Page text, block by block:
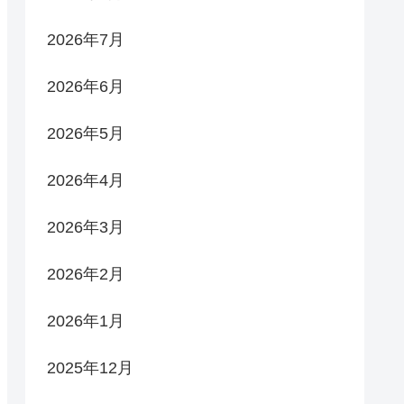
2026年7月
2026年6月
2026年5月
2026年4月
2026年3月
2026年2月
2026年1月
2025年12月